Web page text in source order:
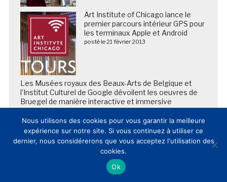
Art Institute of Chicago lance le
premier parcours intérieur GPS pour
les terminaux Apple et Android
posté le 21 février 2013
Les Musées royaux des Beaux-Arts de Belgique et
l’Institut Culturel de Google dévoilent les oeuvres de
Bruegel de manière interactive et immersive
posté le 15 mars 2016
Nous utilisons des cookies pour vous garantir la meilleure
expérience sur notre site. Si vous continuez à utiliser ce
dernier, nous considérerons que vous acceptez l'utilisation des
cookies.
Ok